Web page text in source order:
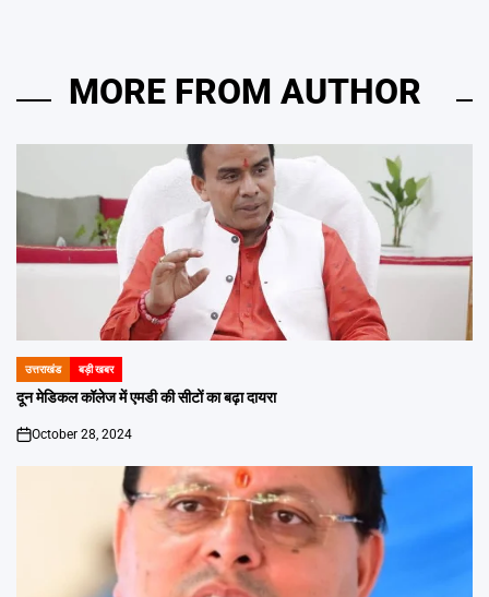
MORE FROM AUTHOR
POSTED
IN
उत्तराखंड बड़ी खबर
दून मेडिकल कॉलेज में एमडी की सीटों का बढ़ा दायरा
on
October 28, 2024